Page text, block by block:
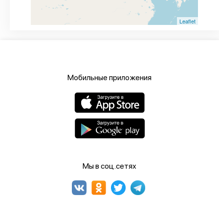
Leaflet
Мобильные приложения
Мы в соц.сетях